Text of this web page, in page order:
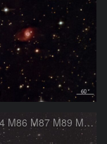
M58 M84 M86 M87 M89 M90 マルカリアンの銀河鎖 おとめ座 かみのけ座